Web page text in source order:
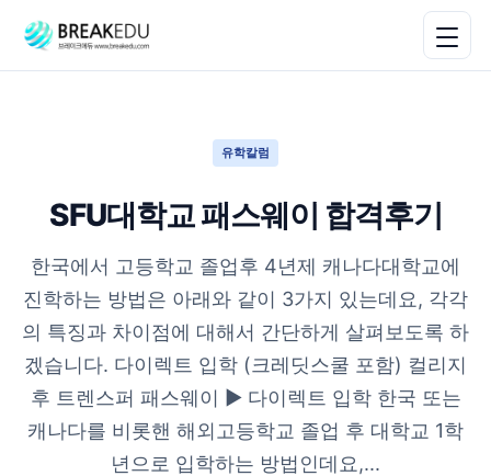
유학칼럼
SFU대학교 패스웨이 합격후기
한국에서 고등학교 졸업후 4년제 캐나다대학교에
진학하는 방법은 아래와 같이 3가지 있는데요, 각각
의 특징과 차이점에 대해서 간단하게 살펴보도록 하
겠습니다. 다이렉트 입학 (크레딧스쿨 포함) 컬리지
후 트렌스퍼 패스웨이 ▶ 다이렉트 입학 한국 또는
캐나다를 비롯핸 해외고등학교 졸업 후 대학교 1학
년으로 입학하는 방법인데요,...